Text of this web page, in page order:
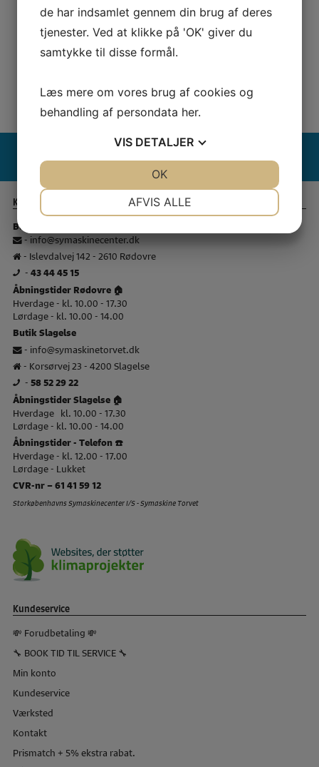
PRISMATCH + 5% RABAT
= DEN BEDSTE HANDEL
365 DAGES RETURRET
Kontakt Symaskine Torvet
Butik Rødovre:
- info@symaskinecenter.dk
- Islevdalvej 142 - 2610 Rødovre
- 43 44 45 15
Åbningstider Rødovre 🏠
Hverdage - kl. 10.00 - 17.30
Lørdage - kl. 10.00 - 14.00
Butik Slagelse
- info@symaskinetorvet.dk
- Korsørvej 23 - 4200 Slagelse
- 58 52 29 22
Åbningstider Slagelse 🏠
Hverdage kl. 10.00 - 17.30
Lørdage - kl. 10.00 - 14.00
Åbningstider - Telefon ☎️
Hverdage - kl. 12.00 - 17.00
Lørdage - Lukket
CVR-nr – 61 41 59 12
Storkøbenhavns Symaskinecenter I/S - Symaskine Torvet
Kundeservice
💸 Forudbetaling 💸
🔧 BOOK TID TIL SERVICE 🔧
Min konto
Kundeservice
Værksted
Kontakt
Prismatch + 5% ekstra rabat.
de har indsamlet gennem din brug af deres
tjenester. Ved at klikke på 'OK' giver du
samtykke til disse formål.
Læs mere om vores brug af cookies og
behandling af persondata her.
VIS DETALJER
MARKETING
AFVIS ALLE
OK